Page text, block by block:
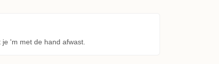
'm met de hand afwast.